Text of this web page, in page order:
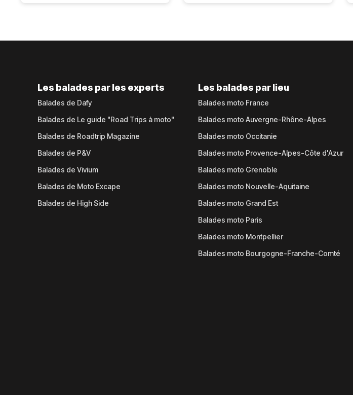
Les balades par les experts
Balades de Dafy
Balades de Le guide "Road Trips à moto"
Balades de Roadtrip Magazine
Balades de P&V
Balades de Vivium
Balades de Moto Excape
Balades de High Side
Les balades par lieu
Balades moto France
Balades moto Auvergne-Rhône-Alpes
Balades moto Occitanie
Balades moto Provence-Alpes-Côte d'Azur
Balades moto Grenoble
Balades moto Nouvelle-Aquitaine
Balades moto Grand Est
Balades moto Paris
Balades moto Montpellier
Balades moto Bourgogne-Franche-Comté